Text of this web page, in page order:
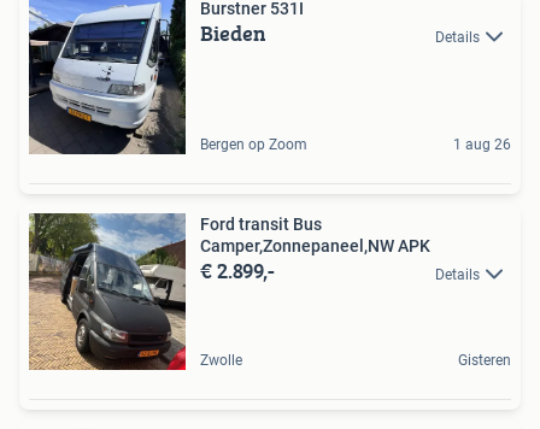
Burstner 531I
Bieden Details
Bergen op Zoom 1 aug 26
Ford transit Bus
Camper,Zonnepaneel,NW APK
€ 2.899,- Details
Zwolle Gisteren